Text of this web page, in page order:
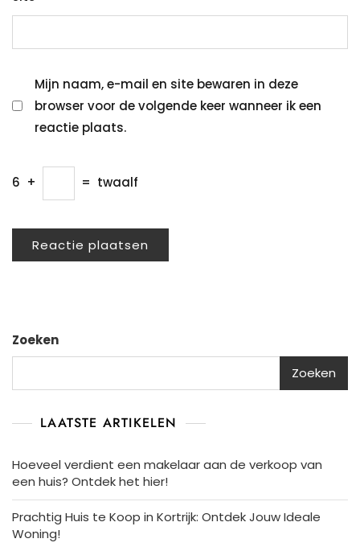
Mijn naam, e-mail en site bewaren in deze
browser voor de volgende keer wanneer ik een
reactie plaats.
6 + = twaalf
Zoeken
Zoeken
LAATSTE ARTIKELEN
Hoeveel verdient een makelaar aan de verkoop van
een huis? Ontdek het hier!
Prachtig Huis te Koop in Kortrijk: Ontdek Jouw Ideale
Woning!